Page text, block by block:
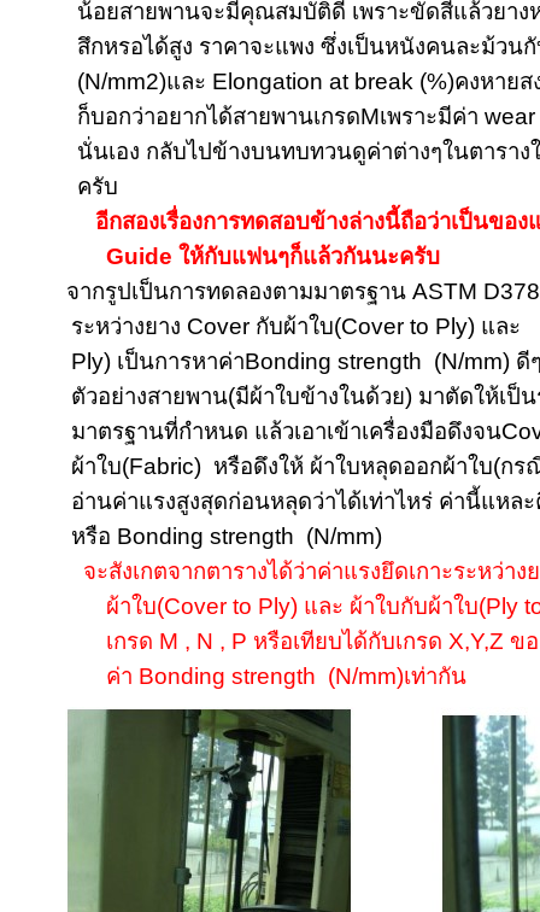
น้อยสายพานจะมีคุณสมบัติดี เพราะขัดสีแล้วยา
สึกหรอได้สูง ราคาจะแพง ซึ่งเป็นหนังคนละม้วน
(N/mm2)และ Elongation at break (%)คงหายส
ก็บอกว่าอยากได้สายพานเกรดMเพราะมีค่า
นั่นเอง กลับไปข้างบนทบทวนดูค่าต่างๆในตาราง
ครับ
อีกสองเรื่องการทดสอบข้างล่างนี้ถือว่าเป็นขอ
Guideให้กับแฟนๆก็แล้วกันนะครับ
จากรูปเป็นการทดลองตามมาตรฐานASTM
ระหว่างยาง Cover กับผ้าใบ(Cover to Ply) และ
Ply) เป็นการหาค่าBonding strength (N/mm) ดี
ตัวอย่างสายพาน(มีผ้าใบข้างในด้วย) มาตัดให้เป็
มาตรฐานที่กำหนด แล้วเอาเข้าเครื่องมือดึงจน
ผ้าใบ(Fabric) หรือดึงให้ ผ้าใบหลุดออกผ้าใบ(ก
อ่านค่าแรงสูงสุดก่อนหลุดว่าได้เท่าไหร่ ค่านี้แหละ
หรือ Bonding strength (N/mm)
จะสังเกตจากตารางได้ว่าค่าแรงยึดเกาะระหว่าง
ผ้าใบ(Cover to Ply) และ ผ้าใบกับผ้าใบ(Ply
เกรด M , N , P หรือเทียบได้กับเกรดX,Y,Zข
ค่า Bonding strength (N/mm)เท่ากัน